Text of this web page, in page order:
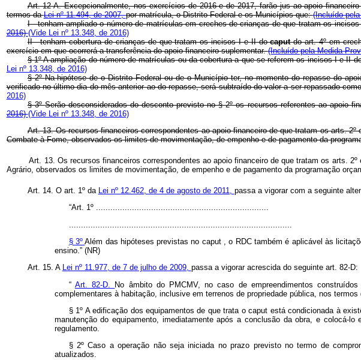
Art. 12-A. Excepcionalmente, nos exercícios de 2016 e de 2017, farão jus ao apoio
termos daLei nº 11.494, de 2007,por matrícula, o Distrito Federal e os Municípios que:(Incluído
I - tenham ampliado o número de matrículas em creches de crianças de que tratam os
2016)(Vide Lei nº 13.348, de 2016)
II - tenham cobertura de crianças de que tratam os incisos I e II docaputdo art. 4ºem
exercício em que ocorrerá a transferência do apoio financeiro suplementar.(Incluído pela Medida
§ 1ºA ampliação do número de matrículas ou da cobertura a que se referem os incisos I e II
Lei nº 13.348, de 2016)
§ 2ºNa hipótese de o Distrito Federal ou de o Município ter, no momento do repasse do
verificado no último dia do mês anterior ao do repasse, será subtraído do valor a ser repassado
2016)
§ 3ºSerão desconsiderados do desconto previsto no § 2ºos recursos referentes ao apoio
2016)(Vide Lei nº 13.348, de 2016)
Art. 13. Os recursos financeiros correspondentes ao apoio financeiro de que tratam os arts.
Combate à Fome, observados os limites de movimentação, de empenho e de pagamento da
Art. 13. Os recursos financeiros correspondentes ao apoio financeiro de que tratam os arts.
Agrário, observados os limites de movimentação, de empenho e de pagamento da programação
Art. 14. O art. 1º da Lei nº 12.462, de 4 de agosto de 2011, passa a vigorar com a seguinte
“Art. 1º ........................................................................
§ 3ºAlém das hipóteses previstas no caput , o RDC também é aplicável às
ensino.” (NR)
Art. 15. A Lei nº 11.977, de 7 de julho de 2009, passa a vigorar acrescida do seguinte art. 82-D:
“ Art. 82-D. No âmbito do PMCMV, no caso de empreendimentos
complementares à habitação, inclusive em terrenos de propriedade pública, nos termos
§ 1º A edificação dos equipamentos de que trata ocaput está condicionada à
manutenção do equipamento, imediatamente após a conclusão da obra, e colocá-
regulamento.
§ 2º Caso a operação não seja iniciada no prazo previsto no termo de
atualizados.